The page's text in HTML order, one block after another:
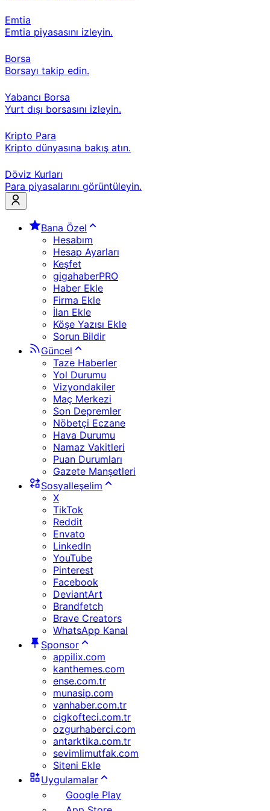
Emtia
Emtia piyasasını izleyin.
Borsa
Borsayı takip edin.
Yabancı Borsa
Yurt dışı borsasını izleyin.
Kripto Para
Kripto dünyasına bakış atın.
Döviz Kurları
Para piyasalarını görüntüleyin.
Bana Özel
Hesabım
Hesap Ayarları
Keşfet
gigahaberPRO
Haber Ekle
Firma Ekle
İlan Ekle
Köşe Yazısı Ekle
Sorun Bildir
Güncel
Taze Haberler
Yol Durumu
Vizyondakiler
Maç Merkezi
Son Depremler
Nöbetçi Eczane
Hava Durumu
Namaz Vakitleri
Puan Durumları
Gazete Manşetleri
Sosyalleşelim
X
TikTok
Reddit
Envato
LinkedIn
YouTube
Pinterest
Facebook
DeviantArt
Brandfetch
Brave Creators
WhatsApp Kanal
Sponsor
appilix.com
kanthemes.com
ense.com.tr
munasip.com
vanhaber.com.tr
cigkofteci.com.tr
ozgurhaberci.com
antarktika.com.tr
sevimlimutfak.com
Siteni Ekle
Uygulamalar
Google Play